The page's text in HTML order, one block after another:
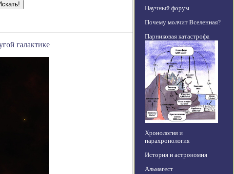
галактике
Научный форум
Почему молчит Вселенная?
Парниковая катастрофа
Хронология и
парахронология
История и астрономия
Альмагест